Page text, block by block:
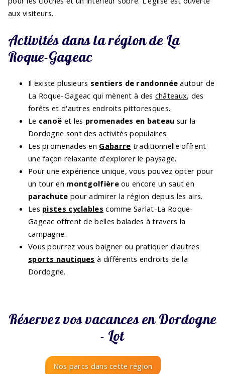
aux visiteurs.
Activités dans la région de La
Roque-Gageac
Il existe plusieurs sentiers de randonnée autour de
La Roque-Gageac qui mènent à des châteaux, des
forêts et d'autres endroits pittoresques.
Le canoë et les promenades en bateau sur la
Dordogne sont des activités populaires.
Les promenades en Gabarre traditionnelle offrent
une façon relaxante d'explorer le paysage.
Pour une expérience unique, vous pouvez opter pour
un tour en montgolfièreou encore un saut en
parachute pour admirer la région depuis les airs.
Les pistes cyclables comme Sarlat-La Roque-
Gageac offrent de belles balades à travers la
campagne.
Vous pourrez vous baigner ou pratiquer d'autres
sports nautiques à différents endroits de la
Dordogne.
Réservez vos vacances en Dordogne
- Lot
Nos parcs dans cette région